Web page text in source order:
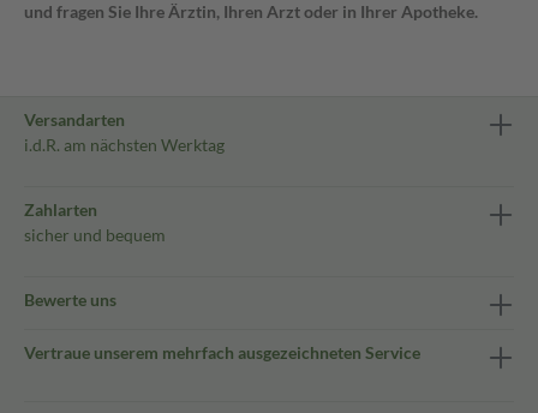
und fragen Sie Ihre Ärztin, Ihren Arzt oder in Ihrer Apotheke.
Versandarten
i.d.R. am nächsten Werktag
Zahlarten
sicher und bequem
Bewerte uns
Vertraue unserem mehrfach ausgezeichneten Service